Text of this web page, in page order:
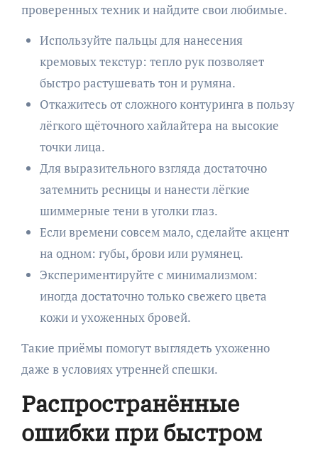
проверенных техник и найдите свои любимые.
Используйте пальцы для нанесения
кремовых текстур: тепло рук позволяет
быстро растушевать тон и румяна.
Откажитесь от сложного контуринга в пользу
лёгкого щёточного хайлайтера на высокие
точки лица.
Для выразительного взгляда достаточно
затемнить ресницы и нанести лёгкие
шиммерные тени в уголки глаз.
Если времени совсем мало, сделайте акцент
на одном: губы, брови или румянец.
Экспериментируйте с минимализмом:
иногда достаточно только свежего цвета
кожи и ухоженных бровей.
Такие приёмы помогут выглядеть ухоженно
даже в условиях утренней спешки.
Распространённые
ошибки при быстром